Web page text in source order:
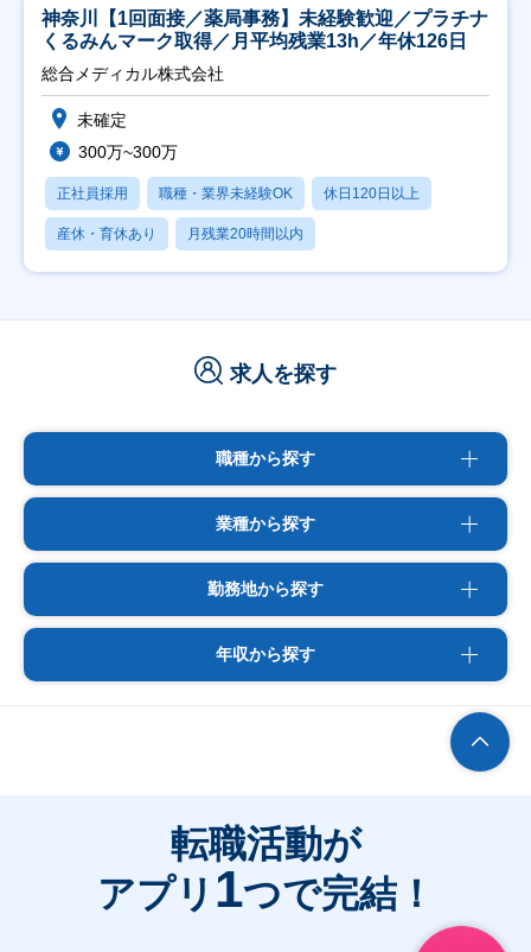
神奈川【1回面接／薬局事務】未経験歓迎／プラチナ
くるみんマーク取得／月平均残業13h／年休126日
総合メディカル株式会社
未確定
300万~300万
正社員採用 職種・業界未経験OK 休日120日以上
産休・育休あり 月残業20時間以内
求人を探す
職種から探す
業種から探す
勤務地から探す
年収から探す
転職活動が
アプリ 1つで完結！